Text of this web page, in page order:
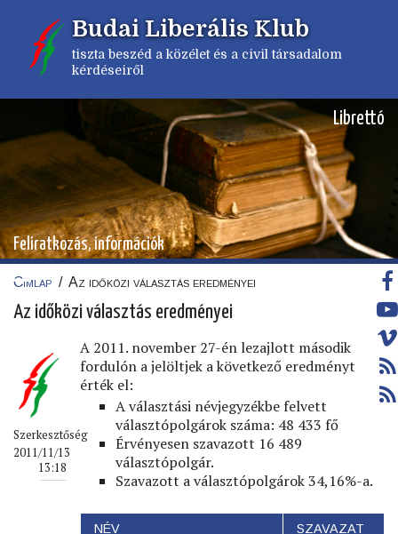
tartalomra
Budai Liberális Klub
tiszta beszéd a közélet és a civil társadalom
kérdéseiről
Librettó
Feliratkozás, információk
Címlap / Az időközi választás eredményei
Az időközi választás eredményei
Szerkesztőség
2011/11/13
13:18
A 2011. november 27-én lezajlott második
fordulón a jelöltjek a következő eredményt
érték el:
A választási névjegyzékbe felvett
választópolgárok száma: 48 433 fő
Érvényesen szavazott 16 489
választópolgár.
Szavazott a választópolgárok 34,16%-a.
NÉV SZAVAZAT